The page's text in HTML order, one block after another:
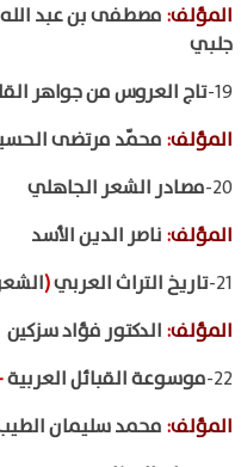
المؤلف: مصطفى بن عبد الله
جلبي
19- تاج العروس من جواهر
المؤلف:محمّد مرتضى
20- مصادر الشعر الجاهلي
المؤلف: ناصر الدين الأسد
21- تاريخ التراث العربي(
المؤلف: الدكتور فؤاد سزكين
22- موسوعة القبائل العربية
المؤلف: محمد سليمان